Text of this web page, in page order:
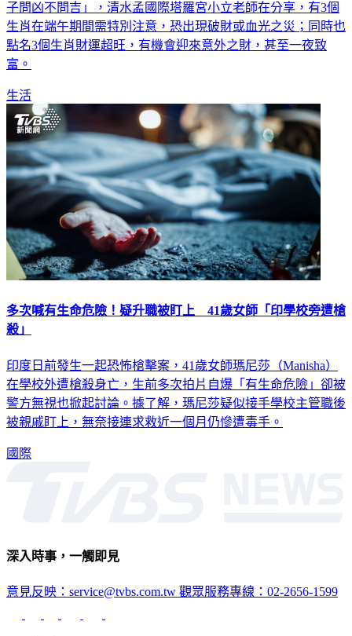
子問凶不問吉」，清水孟國際塔羅宮小立老師在分享，有3個
生肖在端午期間需特別注意，恐出現破財或血光之災；同時也
點名3個生肖財運超旺，有機會迎來意外之財，甚至一夜致
富。
生活
多次喊有生命危險！疑升職被盯上 41歲女師「印學校旁遭槍
殺」
印度日前發生一起恐怖槍擊案，41歲女師瑪尼莎（Manisha）
在學校外遭槍殺身亡，生前多次拍片自爆「有生命危險」卻被
警方無視也掀起討論。據了解，瑪尼莎疑似接手學校主管職後
被親戚盯上，無奈接連求救近一個月仍慘遭毒手。
國際
深入時事，一觸即見
意見反映：service@tvbs.com.tw 觀眾服務專線：02-2656-1599